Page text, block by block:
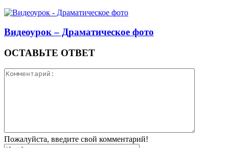
Видеоурок – Драматическое фото
ОСТАВЬТЕ ОТВЕТ
Пожалуйста, введите свой комментарий!